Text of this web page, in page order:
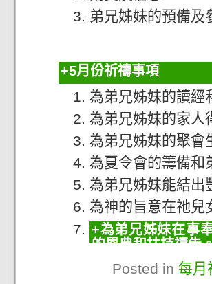
弟兄姊妹的預備及
5月份祈禱事項
為弟兄姊妹的讀經
為弟兄姊妹的家人
為弟兄姊妹的聚會
為夏令會的籌備和
為弟兄姊妹能結出
為神的旨意在祂兒
為弟兄姊妹在事
的恩典和扶持禱告
Posted in 每月